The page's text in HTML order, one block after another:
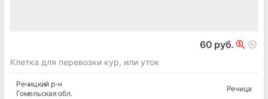
60 руб.
Клетка для перевозки кур, или уток
Речицкий р-н
Гомельская обл.
Речица